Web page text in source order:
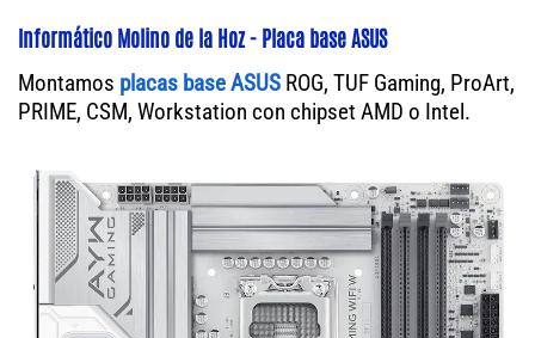
Informático Molino de la Hoz - Placa base ASUS
Montamos placas base ASUS ROG, TUF Gaming, ProArt,
PRIME, CSM, Workstation con chipset AMD o Intel.